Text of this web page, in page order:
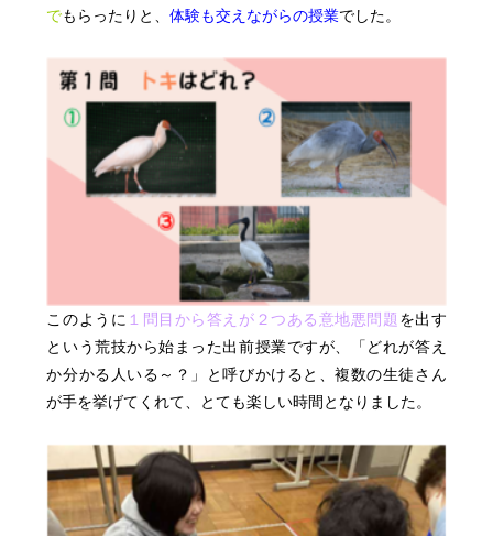
でもらったりと、体験も交えながらの授業でした。
このように １問目から答えが２つある意地悪問題 を出す
という荒技から始まった出前授業ですが、「どれが答え
か分かる人いる～？」と呼びかけると、複数の生徒さん
が手を挙げてくれて、とても楽しい時間となりました。